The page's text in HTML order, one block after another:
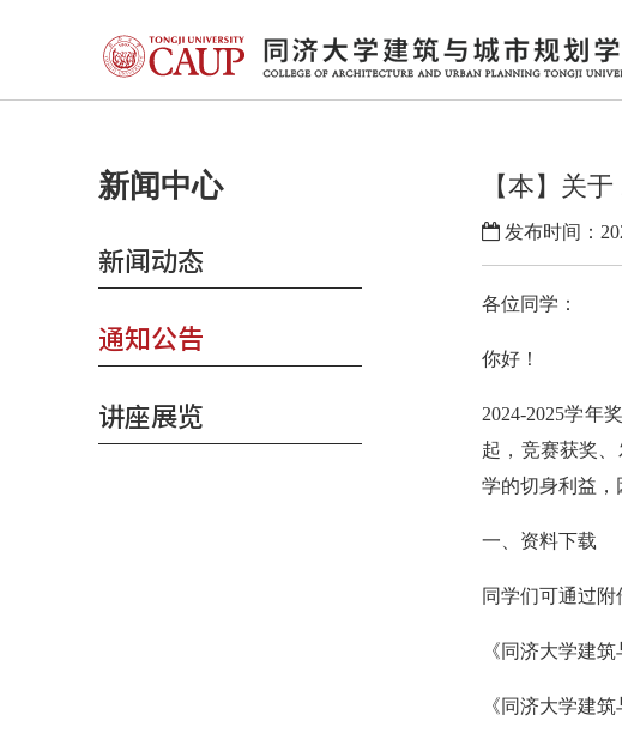
新闻中心
新闻动态
通知公告
讲座展览
【本】关
发布时间：
各位同学：
你好！
2024-2025学年
起，竞赛获奖
学的切身利益，
一、资料下载
同学们可通过附
《同济大学建
《同济大学建